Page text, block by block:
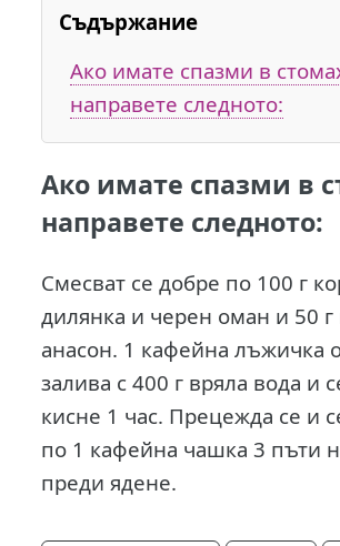
Съдържание
Ако имате спазми в
направете следното:
Ако имате спазми в
направете следното:
Смесват се добре по 100 г
дилянка и черен оман и 50 г
анасон. 1 кафейна лъжичка
залива с 400 г вряла вода и
кисне 1 час. Прецежда се и
по 1 кафейна чашка 3 пъти
преди ядене.